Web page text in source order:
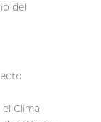
del
Clima